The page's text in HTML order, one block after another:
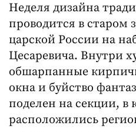
Неделя дизайна
проводится в старом
царской России на
Цесаревича. Внутри
обшарпанные
окна и буйство
поделен на секции, в
расположились